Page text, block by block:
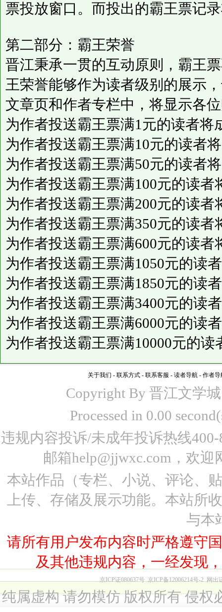
票投放窗口。而投出的霸王票记
第二部分：霸王荣誉
晋江秉承一贯的互动原则，霸王
王荣誉能够作为读者级别的展示
文章页和作者专栏中，将显示各
为作者投送霸王票满1元的读者将
为作者投送霸王票满10元的读者
为作者投送霸王票满50元的读者
为作者投送霸王票满100元的读者
为作者投送霸王票满200元的读者
为作者投送霸王票满350元的读者
为作者投送霸王票满600元的读者
为作者投送霸王票满1050元的读
为作者投送霸王票满1850元的读
为作者投送霸王票满3400元的读
为作者投送霸王票满6000元的读
为作者投送霸王票满10000元的
关于我们 - 联系方式 - 联系客服 - 读者导航 - 作者导
Copyright By 晋江文学
Processed in 0.00
违规内容投诉/未成年投诉热线
邮箱help@jjwxc.com，欢
本站作品（专栏、小说、评论、
上传、存储及展示功能。本站所
与本
请所有用户发布内容时严格遵守
及其他违规内容，一经发现
京ICP证080637号 京ICP备12006214号-2 网出
纯属虚构 请勿模仿 版权所有 侵权